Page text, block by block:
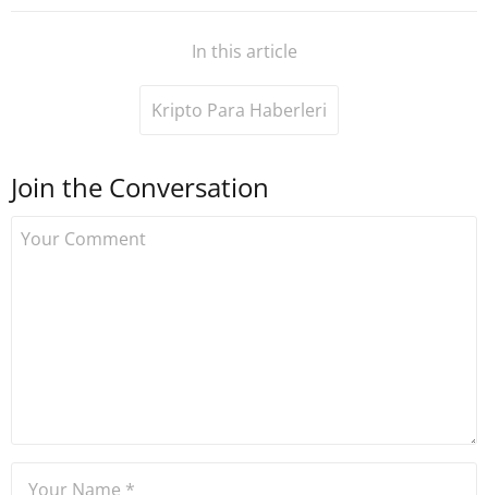
In this article
Kripto Para Haberleri
Join the Conversation